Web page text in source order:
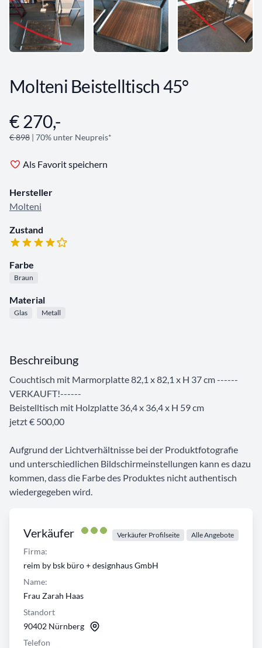
Molteni Beistelltisch 45°
Angebotsinformationen
€ 270,-
€ 898 | 70% unter Neupreis*
Als Favorit speichern
Hersteller
Molteni
Zustand
Farbe
Braun
Material
Glas Metall
Verkäufer Verkäufer Profilseite Alle Angebote
Firma:
reim by bsk büro + designhaus GmbH
Name:
Frau Zarah Haas
Standort
90402 Nürnberg
Telefon
Beschreibung
Couchtisch mit Marmorplatte 82,1 x 82,1 x H 37 cm ------
VERKAUFT!------
Beistelltisch mit Holzplatte 36,4 x 36,4 x H 59 cm
jetzt € 500,00
Aufgrund der Lichtverhältnisse bei der Produktfotografie
und unterschiedlichen Bildschirmeinstellungen kann es dazu
kommen, dass die Farbe des Produktes nicht authentisch
wiedergegeben wird.